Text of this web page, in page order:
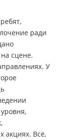
ради
сцене.
У
акциях. Всё,